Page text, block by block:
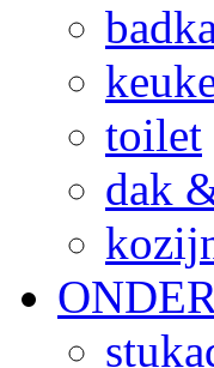
toilet
dak